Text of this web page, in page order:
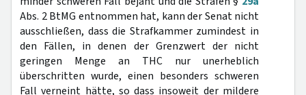
Abs. 2 BtMG entnommen hat, kann der Senat nicht
ausschließen, dass die Strafkammer zumindest in
den Fällen, in denen der Grenzwert der nicht
geringen Menge an THC nur unerheblich
überschritten wurde, einen besonders schweren
Fall verneint hätte, so dass insoweit der mildere